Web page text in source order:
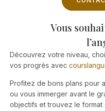
Vous
Découvrez votre niveau,
vos progrès avec
Profitez de bons plans pour
ou vous immerger avant le
objectifs et trouvez le